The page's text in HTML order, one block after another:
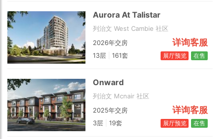
Choose view
Aurora At Talistar
列治文 West Cambie 社区
2026年交房
详询客服
13层 161套 在售
展厅预览
Onward
列治文 Mcnair 社区
2025年交房
详询客服
3层 19套 在售
展厅预览